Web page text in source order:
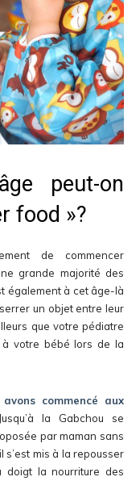
peut-on
food »?
de commencer
grande majorité des
également à cet âge-là
un objet entre leur
que votre pédiatre
votre bébé lors de la
commencé aux
la Gabchou se
par maman sans
mis à la repousser
doigt la nourriture des